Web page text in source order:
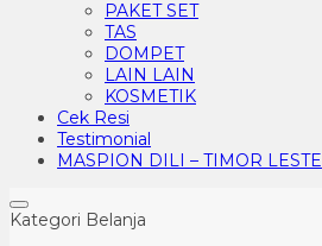
PAKET SET
TAS
DOMPET
LAIN LAIN
KOSMETIK
Cek Resi
Testimonial
MASPION DILI – TIMOR LESTE
Kategori Belanja